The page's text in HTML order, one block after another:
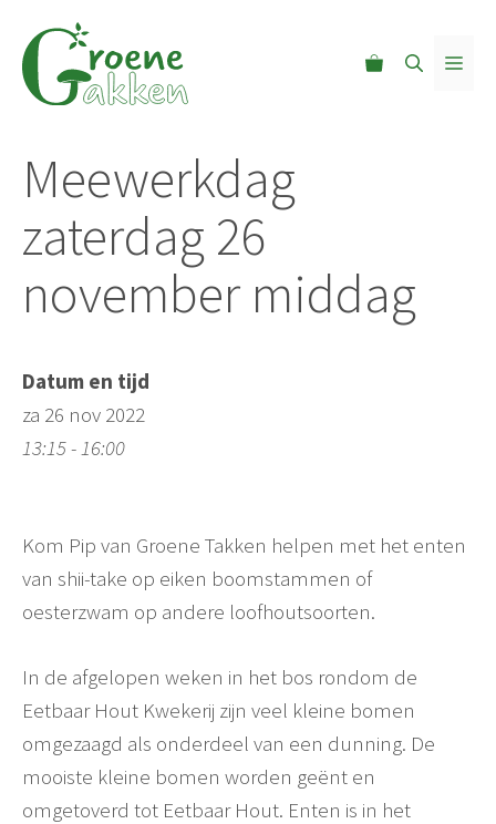
naar
Meewerkdag
zaterdag 26
november middag
Datum en tijd
za 26 nov 2022
13:15 - 16:00
Kom Pip van Groene Takken helpen met het enten
van shii-take op eiken boomstammen of
oesterzwam op andere loofhoutsoorten.
In de afgelopen weken in het bos rondom de
Eetbaar Hout Kwekerij zijn veel kleine bomen
omgezaagd als onderdeel van een dunning. De
mooiste kleine bomen worden geënt en
omgetoverd tot Eetbaar Hout. Enten is in het